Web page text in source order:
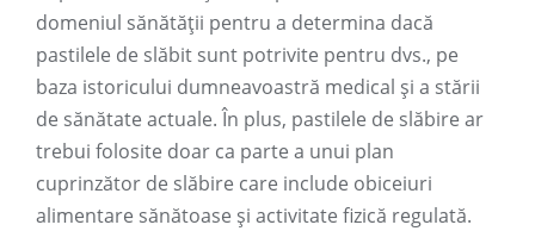
domeniul sănătății pentru a determina dacă
pastilele de slăbit sunt potrivite pentru dvs., pe
baza istoricului dumneavoastră medical și a stării
de sănătate actuale. În plus, pastilele de slăbire ar
trebui folosite doar ca parte a unui plan
cuprinzător de slăbire care include obiceiuri
alimentare sănătoase și activitate fizică regulată.